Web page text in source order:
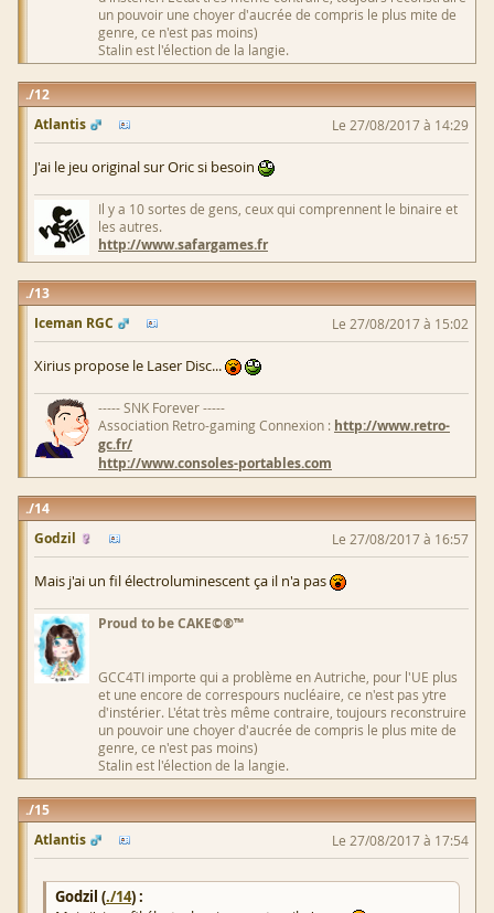
un pouvoir une choyer d'aucrée de compris le plus mite de
genre, ce n'est pas moins)
Stalin est l'élection de la langie.
12
Atlantis
Le 27/08/2017 à 14:29
J'ai le jeu original sur Oric si besoin
Il y a 10 sortes de gens, ceux qui comprennent le binaire et
les autres.
http://www.safargames.fr
13
Iceman RGC
Le 27/08/2017 à 15:02
Xirius propose le Laser Disc...
----- SNK Forever -----
Association Retro-gaming Connexion : http://www.retro-
gc.fr/
http://www.consoles-portables.com
14
Godzil
Le 27/08/2017 à 16:57
Mais j'ai un fil électroluminescent ça il n'a pas
Proud to be CAKE©®™
GCC4TI importe qui a problème en Autriche, pour l'UE plus
et une encore de correspours nucléaire, ce n'est pas ytre
d'instérier. L'état très même contraire, toujours reconstruire
un pouvoir une choyer d'aucrée de compris le plus mite de
genre, ce n'est pas moins)
Stalin est l'élection de la langie.
15
Atlantis
Le 27/08/2017 à 17:54
Godzil (./14) :